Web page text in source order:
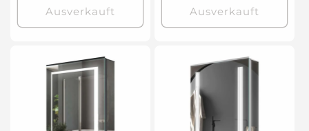
Ausverkauft
Ausverkauft